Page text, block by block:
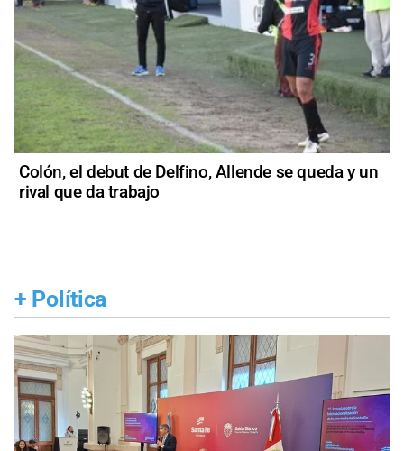
Colón, el debut de Delfino, Allende se queda y un
rival que da trabajo
+ Política